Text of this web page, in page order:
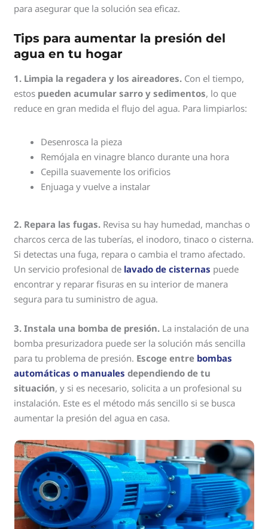
para asegurar que la solución sea eficaz.
Tips para aumentar la presión del
agua en tu hogar
1. Limpia la regadera y los aireadores. Con el tiempo,
estos pueden acumular sarro y sedimentos, lo que
reduce en gran medida el flujo del agua. Para limpiarlos:
Desenrosca la pieza
Remójala en vinagre blanco durante una hora
Cepilla suavemente los orificios
Enjuaga y vuelve a instalar
2. Repara las fugas. Revisa su hay humedad, manchas o
charcos cerca de las tuberías, el inodoro, tinaco o cisterna.
Si detectas una fuga, repara o cambia el tramo afectado.
Un servicio profesional de lavado de cisternas puede
encontrar y reparar fisuras en su interior de manera
segura para tu suministro de agua.
3. Instala una bomba de presión. La instalación de una
bomba presurizadora puede ser la solución más sencilla
para tu problema de presión. Escoge entre bombas
automáticas o manuales dependiendo de tu
situación, y si es necesario, solicita a un profesional su
instalación. Este es el método más sencillo si se busca
aumentar la presión del agua en casa.